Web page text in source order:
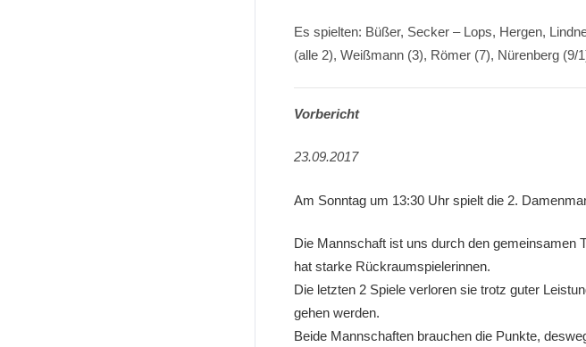
Es spielten: Büßer, Secker – Lops, Hergen,
(alle 2), Weißmann (3), Römer (7), Nürenberg (9/
Vorbericht
23.09.2017
Am Sonntag um 13:30 Uhr spielt die 2.
Die Mannschaft ist uns durch den gemeinsamen
hat starke Rückraumspielerinnen.
Die letzten 2 Spiele verloren sie trotz guter
gehen werden.
Beide Mannschaften brauchen die Punkte,